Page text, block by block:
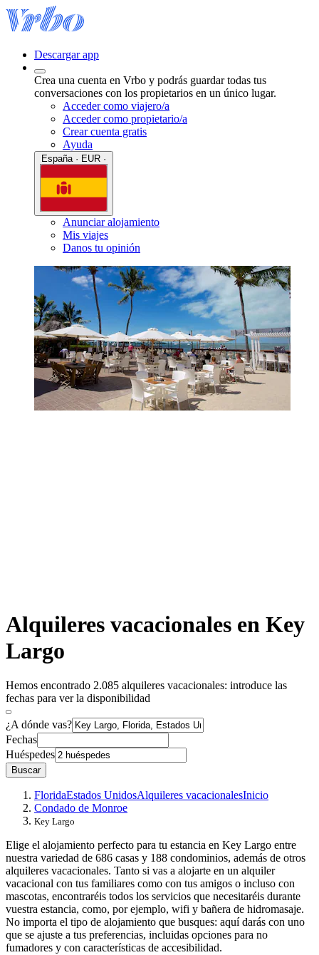
Descargar app
Crea una cuenta en Vrbo y podrás guardar todas tus
conversaciones con los propietarios en un único lugar.
Acceder como viajero/a
Acceder como propietario/a
Crear cuenta gratis
Ayuda
Anunciar alojamiento
Mis viajes
Danos tu opinión
Alquileres vacacionales en Key
Largo
Hemos encontrado 2.085 alquileres vacacionales: introduce las
fechas para ver la disponibilidad
¿A dónde vas?
Fechas
Huéspedes
Buscar
FloridaEstados UnidosAlquileres vacacionalesInicio
Condado de Monroe
Key Largo
Elige el alojamiento perfecto para tu estancia en Key Largo entre
nuestra variedad de 686 casas y 188 condominios, además de otros
alquileres vacacionales. Tanto si vas a alojarte en un alquiler
vacacional con tus familiares como con tus amigos o incluso con
mascotas, encontraréis todos los servicios que necesitaréis durante
vuestra estancia, como, por ejemplo, wifi y bañera de hidromasaje.
No importa el tipo de alojamiento que busques: aquí darás con uno
que se ajuste a tus preferencias, incluidas opciones para no
fumadores y con características de accesibilidad.